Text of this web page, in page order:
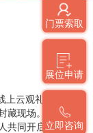
门票索取
展位申请
立即咨询
上云观礼，共赏大
藏现场。在中国
共同开启浓香700